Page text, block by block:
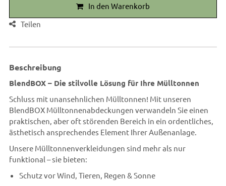
In den Warenkorb
Teilen
Beschreibung
BlendBOX – Die stilvolle Lösung für Ihre Mülltonnen
Schluss mit unansehnlichen Mülltonnen! Mit unseren
BlendBOX Mülltonnenabdeckungen verwandeln Sie einen
praktischen, aber oft störenden Bereich in ein ordentliches,
ästhetisch ansprechendes Element Ihrer Außenanlage.
Unsere Mülltonnenverkleidungen sind mehr als nur
funktional – sie bieten:
Schutz vor Wind, Tieren, Regen & Sonne